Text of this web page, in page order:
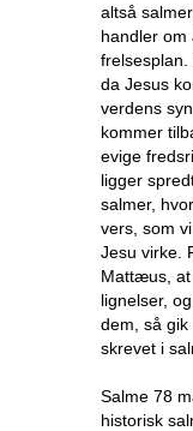
altså
handler om
frelsesplan.
da Jesus
verdens
kommer
evige
ligger
salmer,
vers, som
Jesu virke.
Mattæus, at
lignelser,
dem, så
skrevet i
Salme 78
historisk